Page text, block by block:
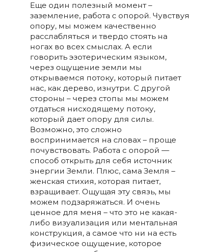
Еще один полезный момент –
заземление, работа с опорой. Чувствуя
опору, мы можем качественно
расслабляться и твердо стоять на
ногах во всех смыслах. А если
говорить эзотерическим языком,
через ощущение земли мы
открываемся потоку, который питает
нас, как дерево, изнутри. С другой
стороны – через стопы мы можем
отдаться нисходящему потоку,
который дает опору для силы.
Возможно, это сложно
воспринимается на словах – проще
почувствовать. Работа с опорой —
способ открыть для себя источник
энергии Земли. Плюс, сама Земля –
женская стихия, которая питает,
взращивает. Ощущая эту связь, мы
можем подзаряжаться. И очень
ценное для меня – что это не какая-
либо визуализация или ментальная
конструкция, а самое что ни на есть
физическое ощущение, которое